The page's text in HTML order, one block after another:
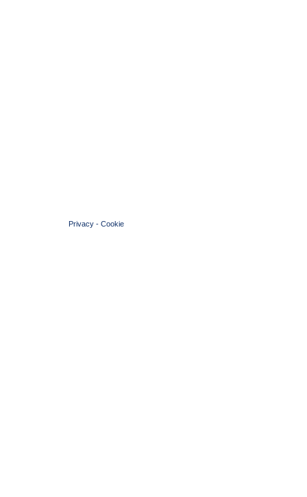
Privacy - Cookie